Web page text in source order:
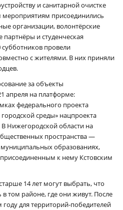
и санитарной очистке
мероприятиям присоединились
организации, волонтёрские
и студенческая
провели
с жителями. В них приняли
за объекты
апреля на платформе:
федерального проекта
среды» нацпроекта
Нижегородской области на
пространства —
образованиях,
к нему Кстовским
14 лет могут выбрать, что
том районе, где они живут. После
для территорий-победителей